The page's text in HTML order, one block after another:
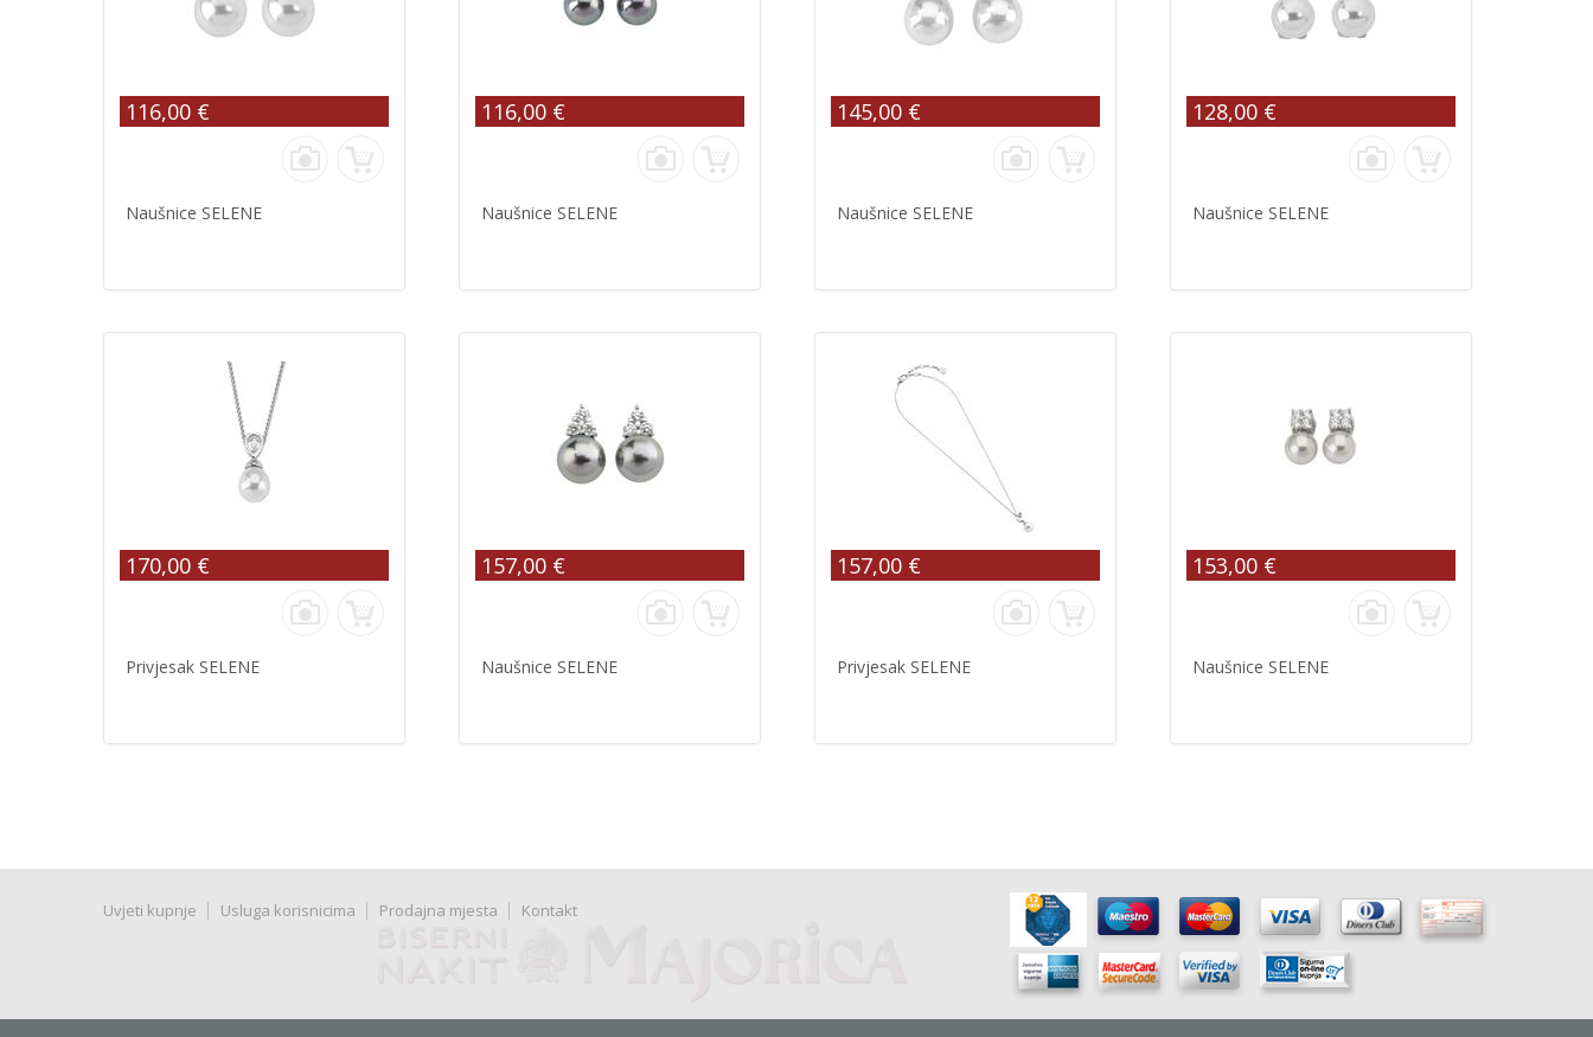
116,00 €
Naušnice SELENE
116,00 €
Naušnice SELENE
145,00 €
Naušnice SELENE
128,00 €
Naušnice SELENE
170,00 €
Privjesak SELENE
157,00 €
Naušnice SELENE
157,00 €
Privjesak SELENE
153,00 €
Naušnice SELENE
Uvjeti kupnje Usluga korisnicima Prodajna mjesta Kontakt